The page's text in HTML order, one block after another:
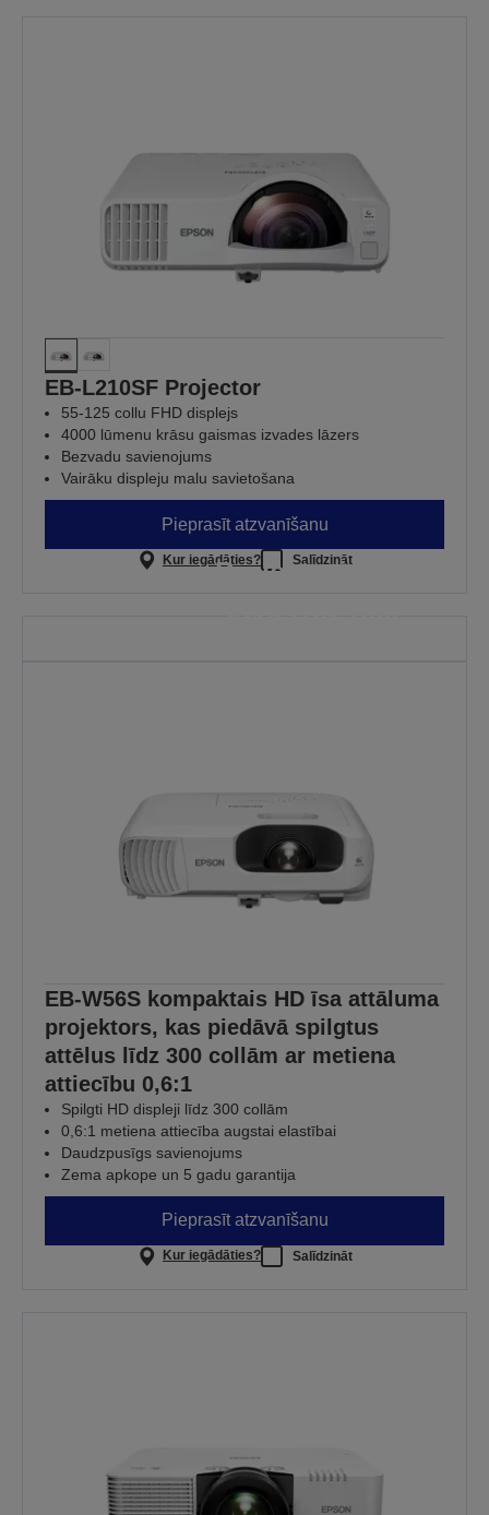
EB-L210SF Projector
55-125 collu FHD displejs
4000 lūmenu krāsu gaismas izvades lāzers
Bezvadu savienojums
Vairāku displeju malu savietošana
Pieprasīt atzvanīšanu
Kur iegādāties? Salīdzināt
Projektori, kas
EB-W56S kompaktais HD īsa attāluma
projektors, kas piedāvā spilgtus
attēlus līdz 300 collām ar metiena
attiecību 0,6:1
Spilgti HD displeji līdz 300 collām
0,6:1 metiena attiecība augstai elastībai
Daudzpusīgs savienojums
Zema apkope un 5 gadu garantija
Pieprasīt atzvanīšanu
Kur iegādāties? Salīdzināt